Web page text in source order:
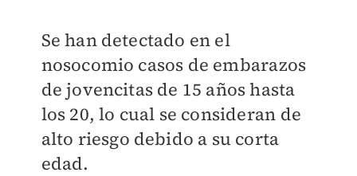
Se han detectado en el
nosocomio casos de embarazos
de jovencitas de 15 años hasta
los 20, lo cual se consideran de
alto riesgo debido a su corta
edad.